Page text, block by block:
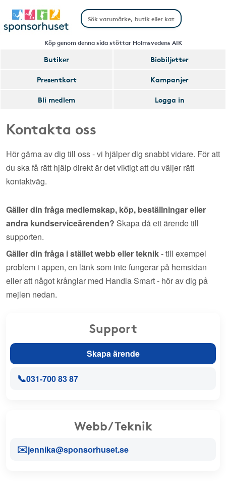
Köp genom denna sida stöttar Holmsvedens AIK
Butiker
Biobiljetter
Presentkort
Kampanjer
Bli medlem
Logga in
Kontakta oss
Hör gärna av dig till oss - vi hjälper dig snabbt vidare. För att
du ska få rätt hjälp direkt är det viktigt att du väljer rätt
kontaktväg.
Gäller din fråga medlemskap, köp, beställningar eller
andra kundserviceärenden? Skapa då ett ärende till
supporten.
Gäller din fråga i stället webb eller teknik- till exempel
problem i appen, en länk som inte fungerar på hemsidan
eller att något krånglar med Handla Smart - hör av dig på
mejlen nedan.
Support
Skapa ärende
📞031-700 83 87
Webb/Teknik
✉️jennika@sponsorhuset.se